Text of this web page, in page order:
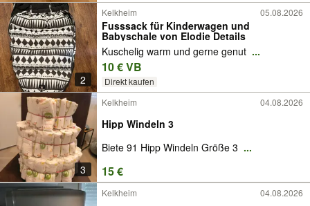
2
Kelkheim 05.08.2026
Fusssack für Kinderwagen und
Babyschale von Elodie Details
Kuschelig warm und gerne genut ...
10 € VB
Direkt kaufen
3
Kelkheim 04.08.2026
Hipp Windeln 3
Biete 91 Hipp Windeln Größe 3 ...
15 €
Kelkheim 04.08.2026